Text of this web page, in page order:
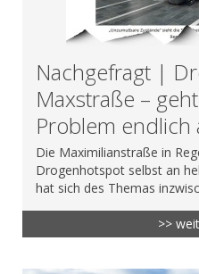
Nachgefragt |
Maxstraße –
Problem endlich
Die Maximilianstraße in
Drogenhotspot selbst an
hat sich des Themas
>>